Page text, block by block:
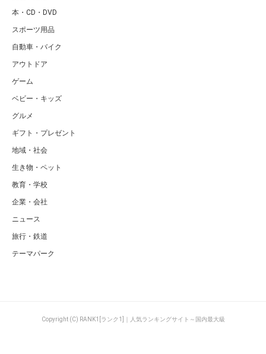
本・CD・DVD
スポーツ用品
自動車・バイク
アウトドア
ゲーム
ベビー・キッズ
グルメ
ギフト・プレゼント
地域・社会
生き物・ペット
教育・学校
企業・会社
ニュース
旅行・鉄道
テーマパーク
Copyright (C) RANK1[ランク1]｜人気ランキングサイト～国内最大級